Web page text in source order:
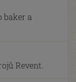
baker a
Revent.